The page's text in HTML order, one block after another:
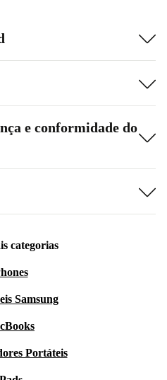
e conformidade do
categorias
Samsung
Portáteis